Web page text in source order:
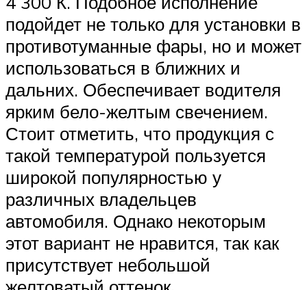
подойдет не только для установки в
противотуманные фары, но и может
использоваться в ближних и
дальних. Обеспечивает водителя
ярким бело-желтым свечением.
Стоит отметить, что продукция с
такой температурой пользуется
широкой популярностью у
различных владельцев
автомобиля. Однако некоторым
этот вариант не нравится, так как
присутствует небольшой